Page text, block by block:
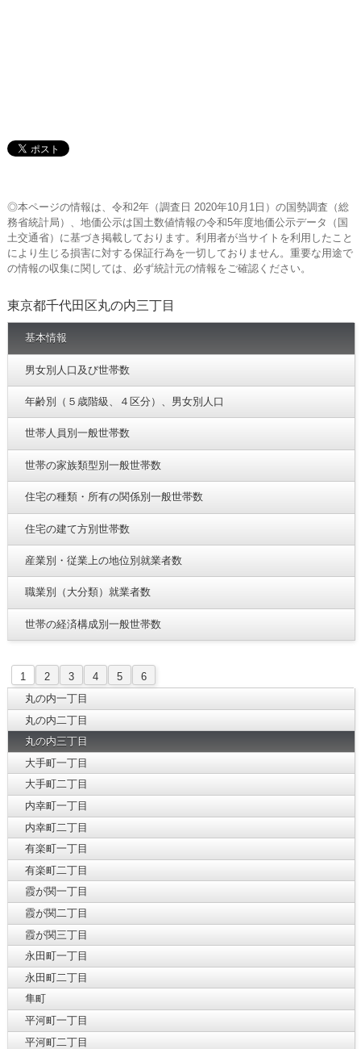
◎本ページの情報は、令和2年（調査日 2020年10月1日）の国勢調査（総
務省統計局）、地価公示は国土数値情報の令和5年度地価公示データ（国
土交通省）に基づき掲載しております。利用者が当サイトを利用したこと
により生じる損害に対する保証行為を一切しておりません。重要な用途で
の情報の収集に関しては、必ず統計元の情報をご確認ください。
東京都千代田区丸の内三丁目
基本情報
男女別人口及び世帯数
年齢別（５歳階級、４区分）、男女別人口
世帯人員別一般世帯数
世帯の家族類型別一般世帯数
住宅の種類・所有の関係別一般世帯数
住宅の建て方別世帯数
産業別・従業上の地位別就業者数
職業別（大分類）就業者数
世帯の経済構成別一般世帯数
1 2 3 4 5
6
丸の内一丁目
丸の内二丁目
丸の内三丁目
大手町一丁目
大手町二丁目
内幸町一丁目
内幸町二丁目
有楽町一丁目
有楽町二丁目
霞が関一丁目
霞が関二丁目
霞が関三丁目
永田町一丁目
永田町二丁目
隼町
平河町一丁目
平河町二丁目